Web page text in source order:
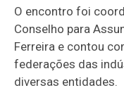
O encontro foi
Conselho para
Ferreira e contou
federações das
diversas entidades.